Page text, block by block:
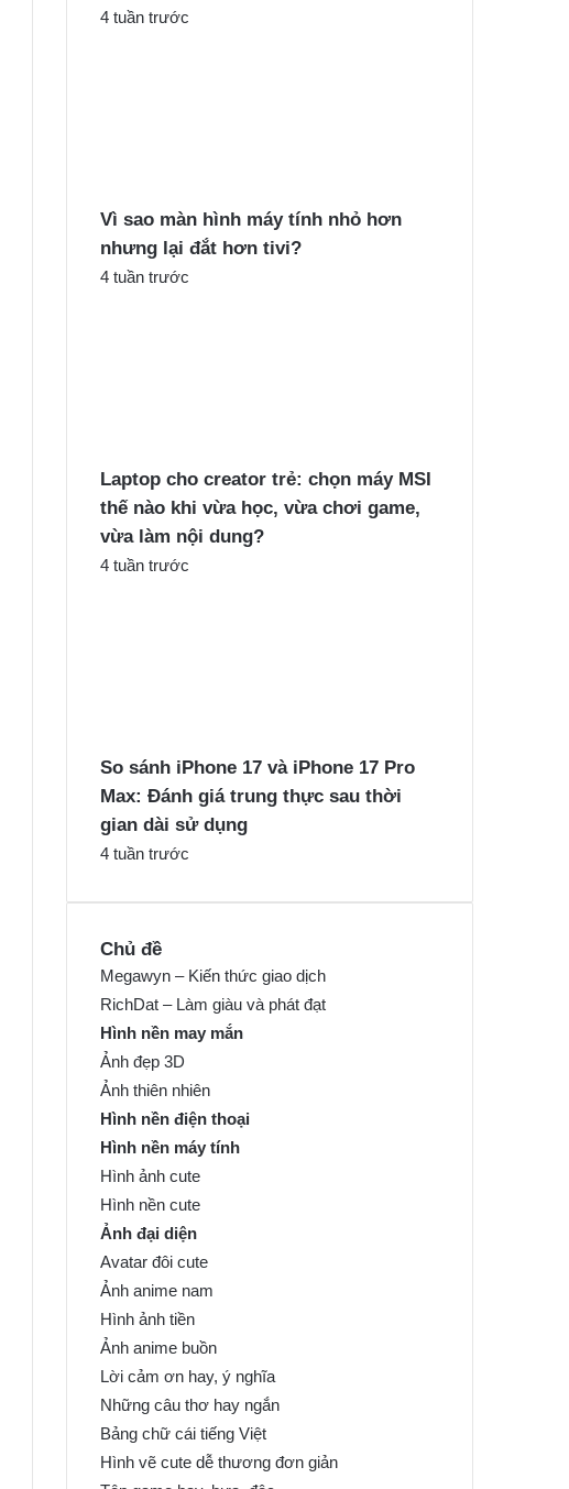
4 tuần trước
Vì sao màn hình máy tính nhỏ hơn
nhưng lại đắt hơn tivi?
4 tuần trước
Laptop cho creator trẻ: chọn máy MSI
thế nào khi vừa học, vừa chơi game,
vừa làm nội dung?
4 tuần trước
So sánh iPhone 17 và iPhone 17 Pro
Max: Đánh giá trung thực sau thời
gian dài sử dụng
4 tuần trước
Chủ đề
Megawyn – Kiến thức giao dịch
RichDat – Làm giàu và phát đạt
Hình nền may mắn
Ảnh đẹp 3D
Ảnh thiên nhiên
Hình nền điện thoại
Hình nền máy tính
Hình ảnh cute
Hình nền cute
Ảnh đại diện
Avatar đôi cute
Ảnh anime nam
Hình ảnh tiền
Ảnh anime buồn
Lời cảm ơn hay, ý nghĩa
Những câu thơ hay ngắn
Bảng chữ cái tiếng Việt
Hình vẽ cute dễ thương đơn giản